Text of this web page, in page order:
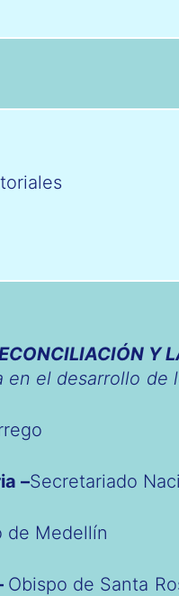
Y
en el desarrollo de
–Secretariado
de Medellín
Obispo de Santa